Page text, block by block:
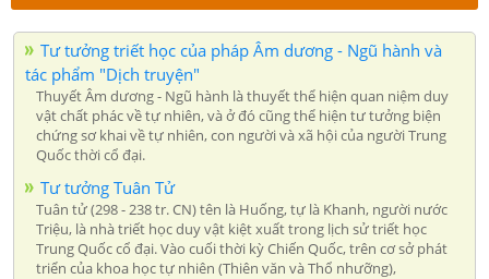
Tư tưởng triết học của pháp Âm dương - Ngũ hành và
tác phẩm "Dịch truyện"
Thuyết Âm dương - Ngũ hành là thuyết thể hiện quan niệm duy
vật chất phác về tự nhiên, và ở đó cũng thể hiện tư tưởng biện
chứng sơ khai về tự nhiên, con người và xã hội của người Trung
Quốc thời cổ đại.
Tư tưởng Tuân Tử
Tuân tử (298 - 238 tr. CN) tên là Huống, tự là Khanh, người nước
Triệu, là nhà triết học duy vật kiệt xuất trong lịch sử triết học
Trung Quốc cổ đại. Vào cuối thời kỳ Chiến Quốc, trên cơ sở phát
triển của khoa học tự nhiên (Thiên văn và Thổ nhưỡng),